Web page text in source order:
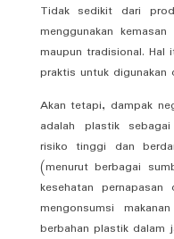
Tidak sedikit dari
menggunakan
maupun tradisional. Hal
praktis untuk digunakan
Akan tetapi, dampak
adalah plastik
risiko tinggi dan
(menurut berbagai
kesehatan
mengonsumsi
berbahan plastik dalam